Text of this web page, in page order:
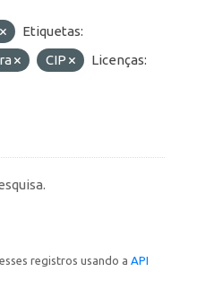
Etiquetas:
CIP
Licenças:
registros usando a API